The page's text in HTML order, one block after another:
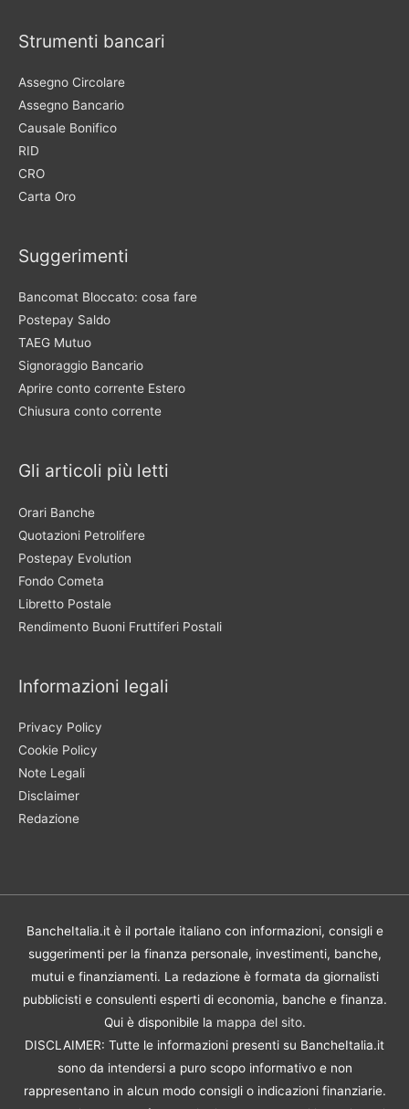
Strumenti bancari
Assegno Circolare
Assegno Bancario
Causale Bonifico
RID
CRO
Carta Oro
Suggerimenti
Bancomat Bloccato: cosa fare
Postepay Saldo
TAEG Mutuo
Signoraggio Bancario
Aprire conto corrente Estero
Chiusura conto corrente
Gli articoli più letti
Orari Banche
Quotazioni Petrolifere
Postepay Evolution
Fondo Cometa
Libretto Postale
Rendimento Buoni Fruttiferi Postali
Informazioni legali
Privacy Policy
Cookie Policy
Note Legali
Disclaimer
Redazione
BancheItalia.it è il portale italiano con informazioni, consigli e
suggerimenti per la finanza personale, investimenti, banche,
mutui e finanziamenti. La redazione è formata da giornalisti
pubblicisti e consulenti esperti di economia, banche e finanza.
Qui è disponibile la mappa del sito.
DISCLAIMER: Tutte le informazioni presenti su BancheItalia.it
sono da intendersi a puro scopo informativo e non
rappresentano in alcun modo consigli o indicazioni finanziarie.